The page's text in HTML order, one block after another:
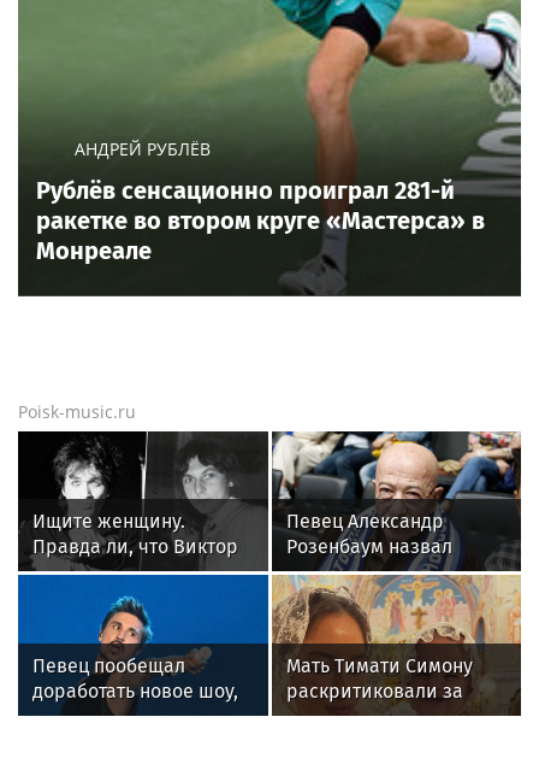
АНДРЕЙ РУБЛЁВ
Рублёв сенсационно проиграл 281-й
ракетке во втором круге «Мастерса» в
Монреале
Poisk-music.ru
Ищите женщину.
Правда ли, что Виктор
Цой был влюблен в
жену Майка Науменко?
Певец Александр
Розенбаум назвал
Любовь Орлову
настоящей звездой
Певец пообещал
доработать новое шоу,
подвергнутое критике
Мать Тимати Симону
раскритиковали за
неудачные фото